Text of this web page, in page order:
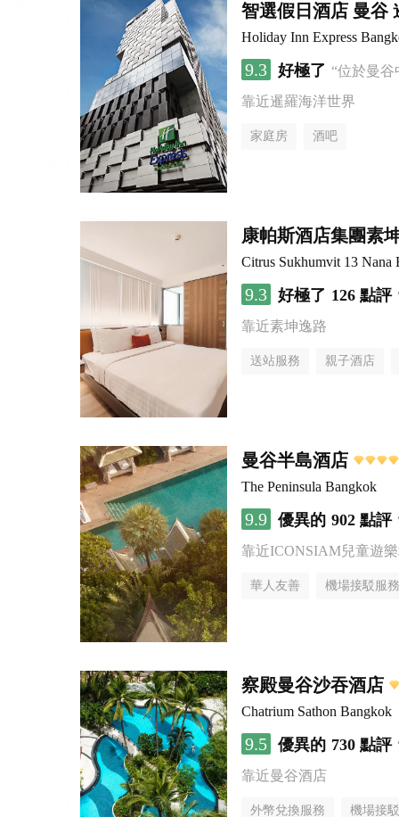
智選假日酒店 曼谷
Holiday Inn Express
9.3 好極了 “位於曼
靠近暹羅海洋世界
家庭房 酒吧
康帕斯酒店集團素
Citrus Sukhumvit 13 Nana
9.3 好極了 126 點評
靠近素坤逸路
送站服務 親子酒店
曼谷半島酒店
The Peninsula Bangkok
9.9 優異的 902 點評
靠近ICONSIAM兒童遊
華人友善 機場接駁服務
察殿曼谷沙吞酒店
Chatrium Sathon Bangkok
9.5 優異的 730 點評
靠近曼谷酒店
外幣兌換服務 機場接